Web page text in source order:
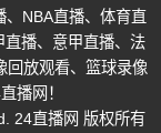
NBA直播、体育直
播、意甲直播、法
回放观看、篮球录像
播网！
24直播网 版权所有